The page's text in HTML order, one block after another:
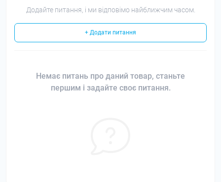
Додайте питання, і ми відповімо найближчим часом.
+ Додати питання
Немає питань про даний товар, станьте
першим і задайте своє питання.